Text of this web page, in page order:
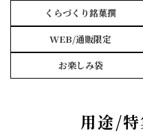
くらづくり銘菓撰
WEB/通販限定
お楽しみ袋
用途/